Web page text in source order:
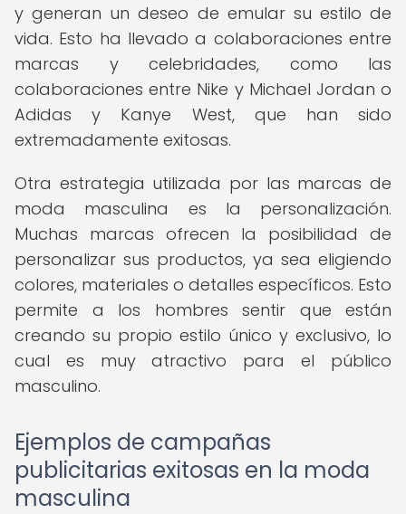
y generan un deseo de emular su estilo de
vida. Esto ha llevado a colaboraciones entre
marcas y celebridades, como las
colaboraciones entre Nike y Michael Jordan o
Adidas y Kanye West, que han sido
extremadamente exitosas.
Otra estrategia utilizada por las marcas de
moda masculina es la personalización.
Muchas marcas ofrecen la posibilidad de
personalizar sus productos, ya sea eligiendo
colores, materiales o detalles específicos. Esto
permite a los hombres sentir que están
creando su propio estilo único y exclusivo, lo
cual es muy atractivo para el público
masculino.
Ejemplos de campañas
publicitarias exitosas en la moda
masculina